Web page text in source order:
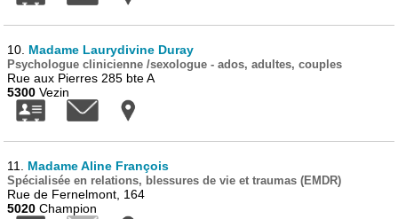
10. Madame Laurydivine Duray
Psychologue clinicienne /sexologue - ados, adultes, couples
Rue aux Pierres 285 bte A
5300 Vezin
11. Madame Aline François
Spécialisée en relations, blessures de vie et traumas (EMDR)
Rue de Fernelmont, 164
5020 Champion